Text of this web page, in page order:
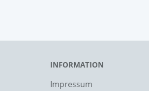
INFORMATION
Impressum